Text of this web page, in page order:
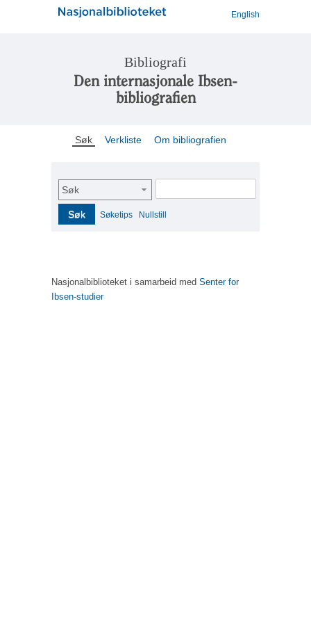
English
Bibliografi
Den internasjonale Ibsen-
bibliografien
Søk Verkliste Om bibliografien
Søk
Søk Søketips Nullstill
Nasjonalbiblioteket i samarbeid med Senter for
Ibsen-studier